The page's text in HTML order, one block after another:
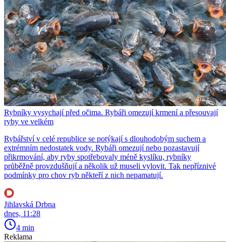
Rybníky vysychají před očima. Rybáři omezují krmení a přesouvají
ryby ve velkém
Rybářství v celé republice se potýkají s dlouhodobým suchem a
extrémním nedostatek vody. Rybáři omezují nebo pozastavují
přikrmování, aby ryby spotřebovaly méně kyslíku, rybníky
průběžně provzdušňují a několik už museli vylovit. Tak nepříznivé
podmínky pro chov ryb někteří z nich nepamatují.
Jihlavská Drbna
dnes, 11:28
4 min
Reklama